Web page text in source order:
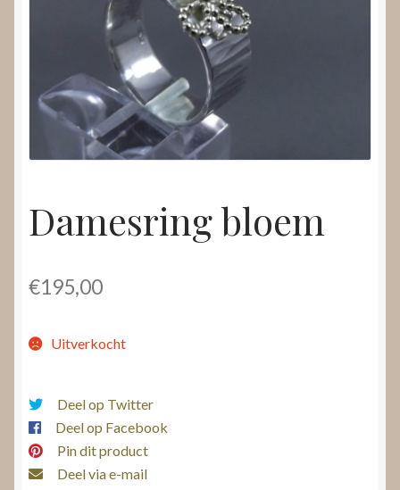
Damesring bloem
€195,00
Uitverkocht
Deel op Twitter
Deel op Facebook
Pin dit product
Deel via e-mail